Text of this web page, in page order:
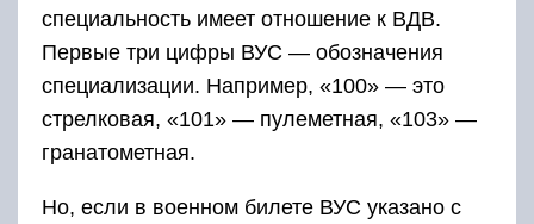
специальность имеет отношение к ВДВ.
Первые три цифры ВУС — обозначения
специализации. Например, «100» — это
стрелковая, «101» — пулеметная, «103» —
гранатометная.
Но, если в военном билете ВУС указано с